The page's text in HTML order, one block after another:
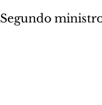
Segundo